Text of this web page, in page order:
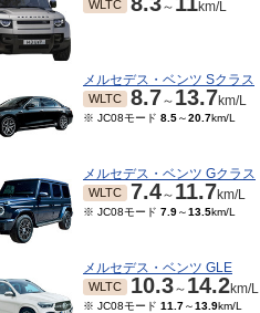
WLTC ～ km/L
メルセデス・ベンツ Sクラス
WLTC 8.7～ 13.7km/L
※ JC08モード 8.5～20.7km/L
メルセデス・ベンツ Gクラス
WLTC 7.4～ 11.7km/L
※ JC08モード 7.9～13.5km/L
メルセデス・ベンツ GLE
WLTC 10.3～ 14.2km/L
※ JC08モード 11.7～13.9km/L